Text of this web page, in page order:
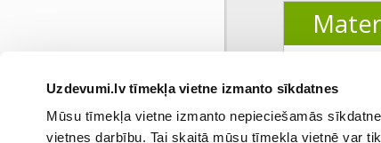
Uzdevumi.lv tīmekļa vietne izmanto sīkdatnes
Mūsu tīmekļa vietne izmanto nepieciešamās
vietnes darbību. Tai skaitā mūsu tīmekļa vietnē var
1. Satura